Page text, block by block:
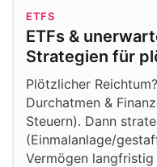
ETFS
ETFs &
Strategien für
Plötzlicher
Durchatmen &
Steuern). Dann
(Einmalanlage/
Vermögen